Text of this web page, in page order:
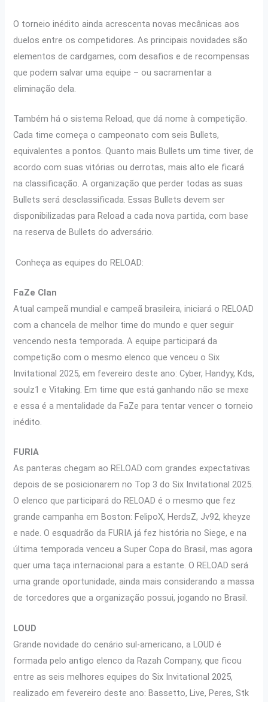
O torneio inédito ainda acrescenta novas mecânicas aos
duelos entre os competidores. As principais novidades são
elementos de cardgames, com desafios e de recompensas
que podem salvar uma equipe – ou sacramentar a
eliminação dela.
Também há o sistema Reload, que dá nome à competição.
Cada time começa o campeonato com seis Bullets,
equivalentes a pontos. Quanto mais Bullets um time tiver, de
acordo com suas vitórias ou derrotas, mais alto ele ficará
na classificação. A organização que perder todas as suas
Bullets será desclassificada. Essas Bullets devem ser
disponibilizadas para Reload a cada nova partida, com base
na reserva de Bullets do adversário.
Conheça as equipes do RELOAD:
FaZe Clan
Atual campeã mundial e campeã brasileira, iniciará o RELOAD
com a chancela de melhor time do mundo e quer seguir
vencendo nesta temporada. A equipe participará da
competição com o mesmo elenco que venceu o Six
Invitational 2025, em fevereiro deste ano: Cyber, Handyy, Kds,
soulz1 e Vitaking. Em time que está ganhando não se mexe
e essa é a mentalidade da FaZe para tentar vencer o torneio
inédito.
FURIA
As panteras chegam ao RELOAD com grandes expectativas
depois de se posicionarem no Top 3 do Six Invitational 2025.
O elenco que participará do RELOAD é o mesmo que fez
grande campanha em Boston: FelipoX, HerdsZ, Jv92, kheyze
e nade. O esquadrão da FURIA já fez história no Siege, e na
última temporada venceu a Super Copa do Brasil, mas agora
quer uma taça internacional para a estante. O RELOAD será
uma grande oportunidade, ainda mais considerando a massa
de torcedores que a organização possui, jogando no Brasil.
LOUD
Grande novidade do cenário sul-americano, a LOUD é
formada pelo antigo elenco da Razah Company, que ficou
entre as seis melhores equipes do Six Invitational 2025,
realizado em fevereiro deste ano: Bassetto, Live, Peres, Stk